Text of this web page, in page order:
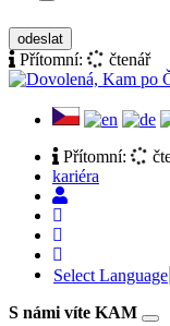
odeslat
Přítomní:
čtenář
Přítomní:
kariéra
Select Language
S námi víte KAM